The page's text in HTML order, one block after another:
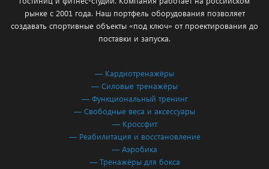
рынке с 2001 года. Наш портфель оборудования позволяет
создавать спортивные объекты «под ключ» от проектирования до
поставки и запуска.
— Кардиотренажёры
— Силовые тренажёры
— Функциональный тренинг
— Свободные веса и аксессуары
— Кроссфит
— Реабилитация и восстановление
— Аэробика
— Тренажёры для бокса